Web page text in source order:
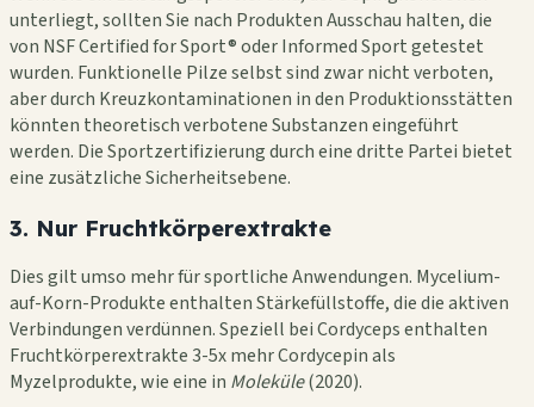
unterliegt, sollten Sie nach Produkten Ausschau halten, die
von NSF Certified for Sport® oder Informed Sport getestet
wurden. Funktionelle Pilze selbst sind zwar nicht verboten,
aber durch Kreuzkontaminationen in den Produktionsstätten
könnten theoretisch verbotene Substanzen eingeführt
werden. Die Sportzertifizierung durch eine dritte Partei bietet
eine zusätzliche Sicherheitsebene.
3. Nur Fruchtkörperextrakte
Dies gilt umso mehr für sportliche Anwendungen. Mycelium-
auf-Korn-Produkte enthalten Stärkefüllstoffe, die die aktiven
Verbindungen verdünnen. Speziell bei Cordyceps enthalten
Fruchtkörperextrakte 3-5x mehr Cordycepin als
Myzelprodukte, wie eine in Moleküle(2020).